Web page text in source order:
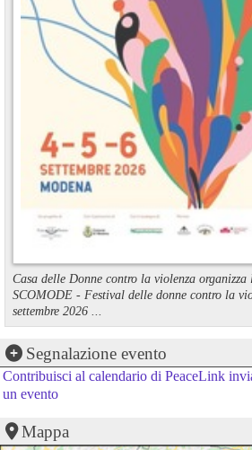
Casa delle Donne contro la violenza
SCOMODE - Festival delle donne contro la
settembre 2026 ...
Segnalazione evento
Contribuisci al calendario di PeaceLink
un evento
Mappa